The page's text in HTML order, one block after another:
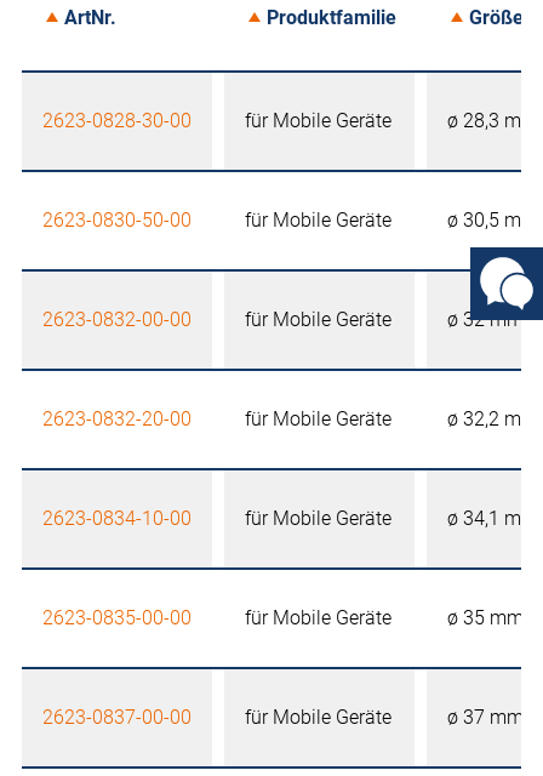
ArtNr. Produktfamilie Größe
2623-0828-30-00 für Mobile Geräte ø 28,3 mm
2623-0830-50-00 für Mobile Geräte ø 30,5 mm
2623-0832-00-00 für Mobile Geräte ø 32 mm
2623-0832-20-00 für Mobile Geräte ø 32,2 mm
2623-0834-10-00 für Mobile Geräte ø 34,1 mm
2623-0835-00-00 für Mobile Geräte ø 35 mm
2623-0837-00-00 für Mobile Geräte ø 37 mm